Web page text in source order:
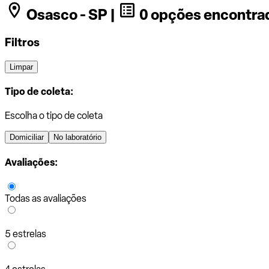
Osasco - SP | 0 opções
Filtros
Limpar
Tipo de coleta:
Escolha o tipo de coleta
Domiciliar No laboratório
Avaliações:
Todas as avaliações
5 estrelas